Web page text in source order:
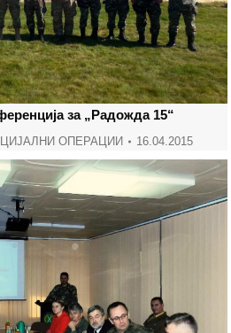
за „Радожда 15“
ОПЕРАЦИИ 16.04.2015